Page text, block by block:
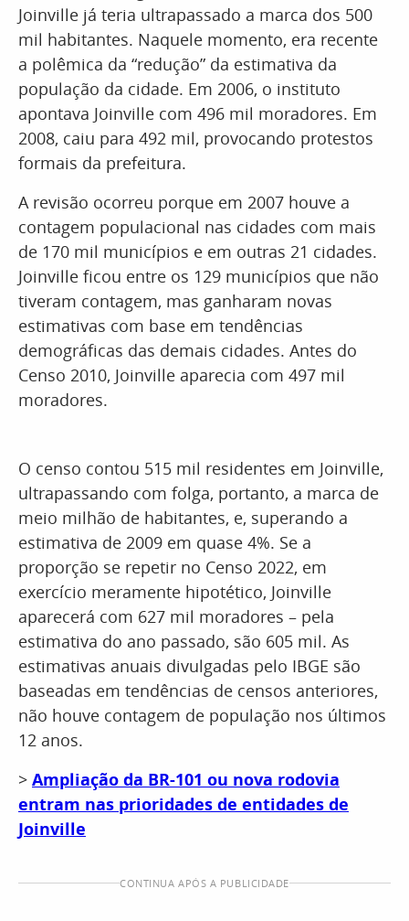
Joinville já teria ultrapassado a marca dos 500
mil habitantes. Naquele momento, era recente
a polêmica da “redução” da estimativa da
população da cidade. Em 2006, o instituto
apontava Joinville com 496 mil moradores. Em
2008, caiu para 492 mil, provocando protestos
formais da prefeitura.
A revisão ocorreu porque em 2007 houve a
contagem populacional nas cidades com mais
de 170 mil municípios e em outras 21 cidades.
Joinville ficou entre os 129 municípios que não
tiveram contagem, mas ganharam novas
estimativas com base em tendências
demográficas das demais cidades. Antes do
Censo 2010, Joinville aparecia com 497 mil
moradores.
O censo contou 515 mil residentes em Joinville,
ultrapassando com folga, portanto, a marca de
meio milhão de habitantes, e, superando a
estimativa de 2009 em quase 4%. Se a
proporção se repetir no Censo 2022, em
exercício meramente hipotético, Joinville
aparecerá com 627 mil moradores – pela
estimativa do ano passado, são 605 mil. As
estimativas anuais divulgadas pelo IBGE são
baseadas em tendências de censos anteriores,
não houve contagem de população nos últimos
12 anos.
> Ampliação da BR-101 ou nova rodovia
entram nas prioridades de entidades de
Joinville
CONTINUA APÓS A PUBLICIDADE